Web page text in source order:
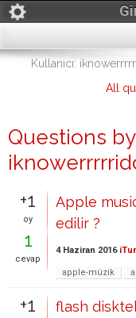
Kullanıcı:
All
Questions by
+1
oy
1
cevap
Apple
edilir ?
4 Haziran 2016
apple-müzik
+1
flash